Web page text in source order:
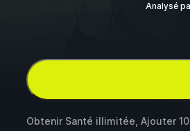
Analysé
Obtenir Santé illimitée, Ajouter